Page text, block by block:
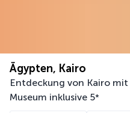
Ägypten, Kairo
Entdeckung von Kairo
Museum inklusive 5*